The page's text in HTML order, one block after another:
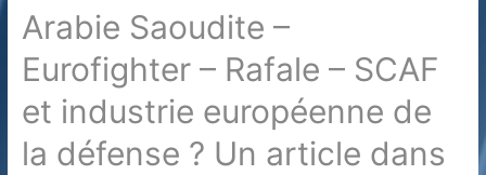
Arabie Saoudite –
Eurofighter – Rafale – SCAF
et industrie européenne de
la défense ? Un article dans